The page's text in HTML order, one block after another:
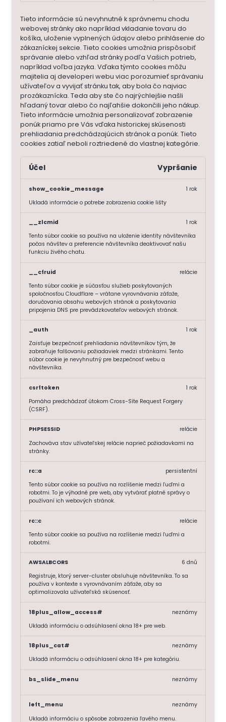
Tieto informácie sú nevyhnutné k správnemu chodu
webovej stránky ako napríklad vkladanie tovaru do
košíka, uloženie vyplnených údajov alebo prihlásenie do
zákazníckej sekcie. Tieto cookies umožnia prispôsobiť
správanie alebo vzhľad stránky podľa Vašich potrieb,
napríklad voľba jazyka. Vďaka týmto cookies môžu
majitelia aj developeri webu viac porozumieť správaniu
užívateľov a vyvijať stránku tak, aby bola čo najviac
prozákaznícka. Teda aby ste čo najrýchlejšie našli
hľadaný tovar alebo čo najľahšie dokončili jeho nákup.
Tieto informácie umožnia personalizovať zobrazenie
ponúk priamo pre Vás vďaka historickej skúsenosti
prehliadania predchádzajúcich stránok a ponúk. Tieto
cookies zatiaľ neboli roztriedené do vlastnej kategórie.
Účel Vypršanie
show_cookie_message
Ukladá informácie o potrebe zobrazenia cookie lišty
1 rok
__zlcmid
Tento súbor cookie sa používa na uloženie identity návštevníka
počas návštev a preferencie návštevníka deaktivovať našu
funkciu živého chatu.
1 rok
__cfruid
Tento súbor cookie je súčasťou služieb poskytovaných
spoločnosťou Cloudflare – vrátane vyrovnávania záťaže,
doručovania obsahu webových stránok a poskytovania
pripojenia DNS pre prevádzkovateľov webových stránok.
relácie
_auth
Zaisťuje bezpečnosť prehliadania návštevníkov tým, že
zabraňuje falšovaniu požiadaviek medzi stránkami. Tento
súbor cookie je nevyhnutný pre bezpečnosť webu a
návštevníka.
1 rok
csrftoken
Pomáha predchádzať útokom Cross-Site Request Forgery
(CSRF).
1 rok
PHPSESSID
Zachováva stav užívateľskej relácie naprieč požiadavkami na
stránky.
relácie
rc::a
Tento súbor cookie sa používa na rozlíšenie medzi ľuďmi a
robotmi. To je výhodné pre web, aby vytvárať platné správy o
používaní ich webových stránok.
persistentní
rc::c
Tento súbor cookie sa používa na rozlíšenie medzi ľuďmi a
robotmi.
relácie
AWSALBCORS
Registruje, ktorý server-cluster obsluhuje návštevníka. To sa
používa v kontexte s vyrovnávaním záťaže, aby sa
optimalizovala užívateľská skúsenosť.
6 dnů
18plus_allow_access#
Ukladá informáciu o odsúhlasení okna 18+ pre web.
neznámy
18plus_cat#
Ukladá informáciu o odsúhlasení okna 18+ pre kategóriu.
neznámy
bs_slide_menu neznámy
left_menu
Ukladá informáciu o spôsobe zobrazenia ľavého menu.
neznámy